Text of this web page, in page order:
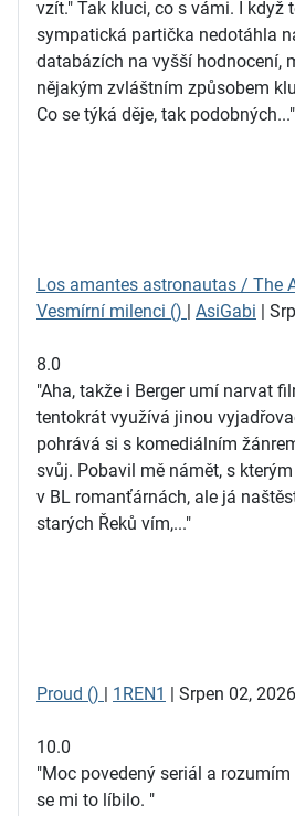
vzít." Tak kluci, co s vámi. I když
sympatická partička nedotáhla
databázích na vyšší hodnocení,
nějakým zvláštním způsobem
Co se týká děje, tak podobných..."
Los amantes astronautas / The
Vesmírní milenci () | AsiGabi |
8.0
"Aha, takže i Berger umí narvat
tentokrát využívá jinou
pohrává si s komediálním
svůj. Pobavil mě námět, s
v BL romanťárnách, ale já
starých Řeků vím,..."
Proud () | 1REN1 | Srpen 02,
10.0
"Moc povedený seriál a
se mi to líbilo. "